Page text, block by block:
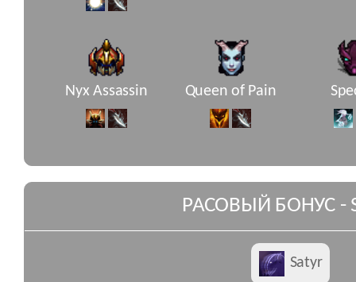
Nyx Assassin Queen of Pain
РАСОВЫЙ БОНУС -
Satyr